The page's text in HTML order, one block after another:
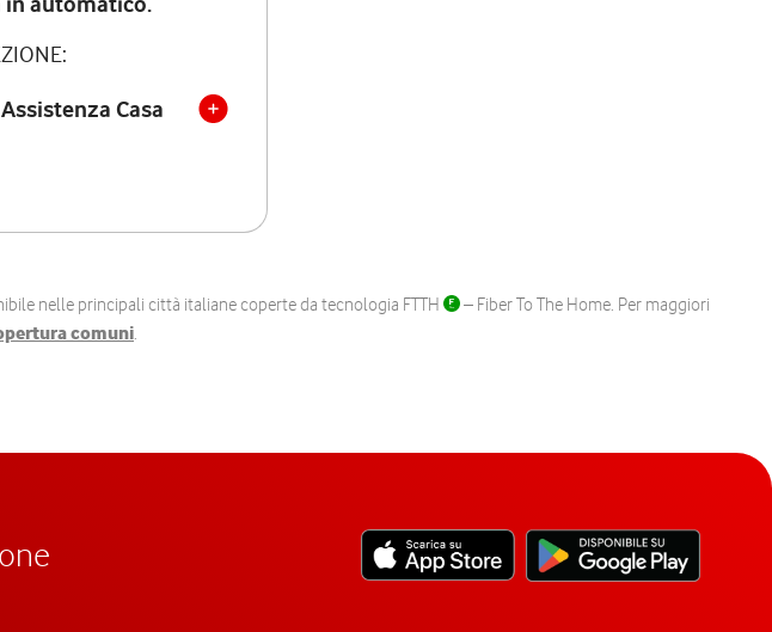
Casa
nelle principali città italiane coperte da tecnologia FTTH
– Fiber To The Home. Per maggiori
comuni.